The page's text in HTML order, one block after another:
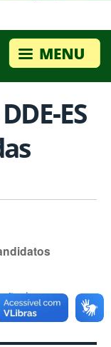
ES
das